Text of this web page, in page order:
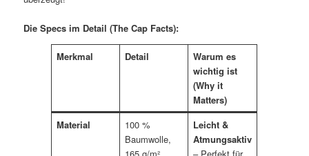
Die Specs im Detail (The Cap Facts):
Merkmal Detail
Warum es
wichtig ist
(Why it
Matters)
Material
100 %
Baumwolle,
Leicht &
Atmungsaktiv